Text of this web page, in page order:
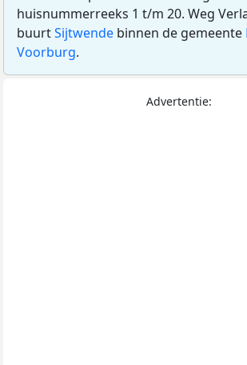
huisnummerreeks 1 t/m 20. Weg
buurtSijtwende binnen de gemeente
Voorburg.
Advertentie: